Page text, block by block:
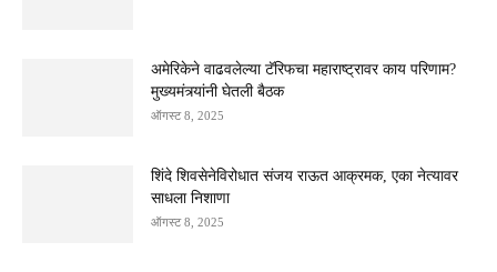
अमेरिकेने वाढवलेल्या टॅरिफचा महाराष्ट्रावर काय परिणाम?
मुख्यमंत्र्यांनी घेतली बैठक
ऑगस्ट 8, 2025
शिंदे शिवसेनेविरोधात संजय राऊत आक्रमक, एका नेत्यावर
साधला निशाणा
ऑगस्ट 8, 2025